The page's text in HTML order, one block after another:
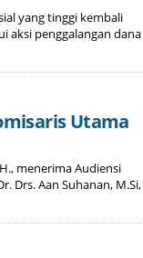
yang tinggi kembali
aksi penggalangan dana
Utama
menerima Audiensi
Drs. Aan Suhanan, M.Si,